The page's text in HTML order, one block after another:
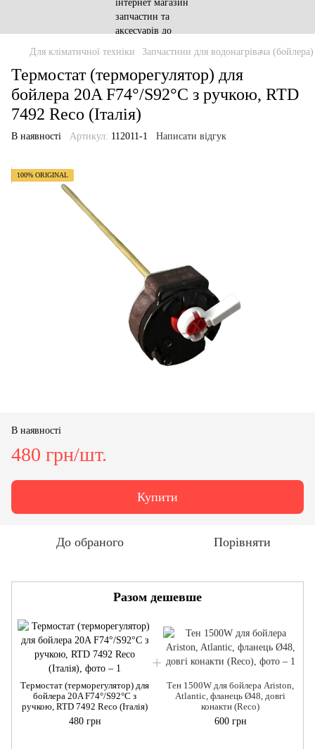
Для кліматичної техніки Запчастини для водонагрівача (бойлера)
Термостат (терморегулятор) для
бойлера 20A F74°/S92°C з ручкою, RTD
7492 Reco (Італія)
В наявності Артикул: 112011-1 Написати відгук
100% ORIGINAL
В наявності
480 грн/шт.
Купити
До обраного Порівняти
Разом дешевше
Термостат (терморегулятор) для
бойлера 20A F74°/S92°C з
ручкою, RTD 7492 Reco (Італія)
480 грн
Тен 1500W для бойлера Ariston,
Atlantic, фланець Ø48, довгі
конакти (Reco)
600 грн